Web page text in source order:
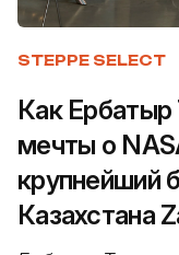
STEPPE SELECT
Как Ербатыр
мечты о
крупнейший
Казахстана